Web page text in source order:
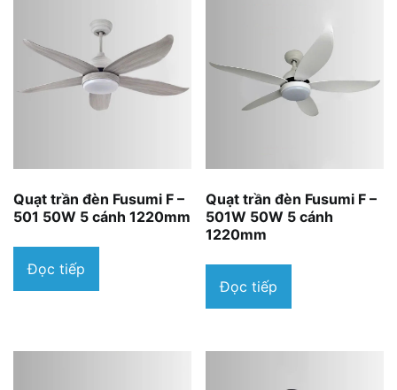
Quạt trần đèn Fusumi F –
501 50W 5 cánh 1220mm
Đọc tiếp
Quạt trần đèn Fusumi F –
501W 50W 5 cánh
1220mm
Đọc tiếp